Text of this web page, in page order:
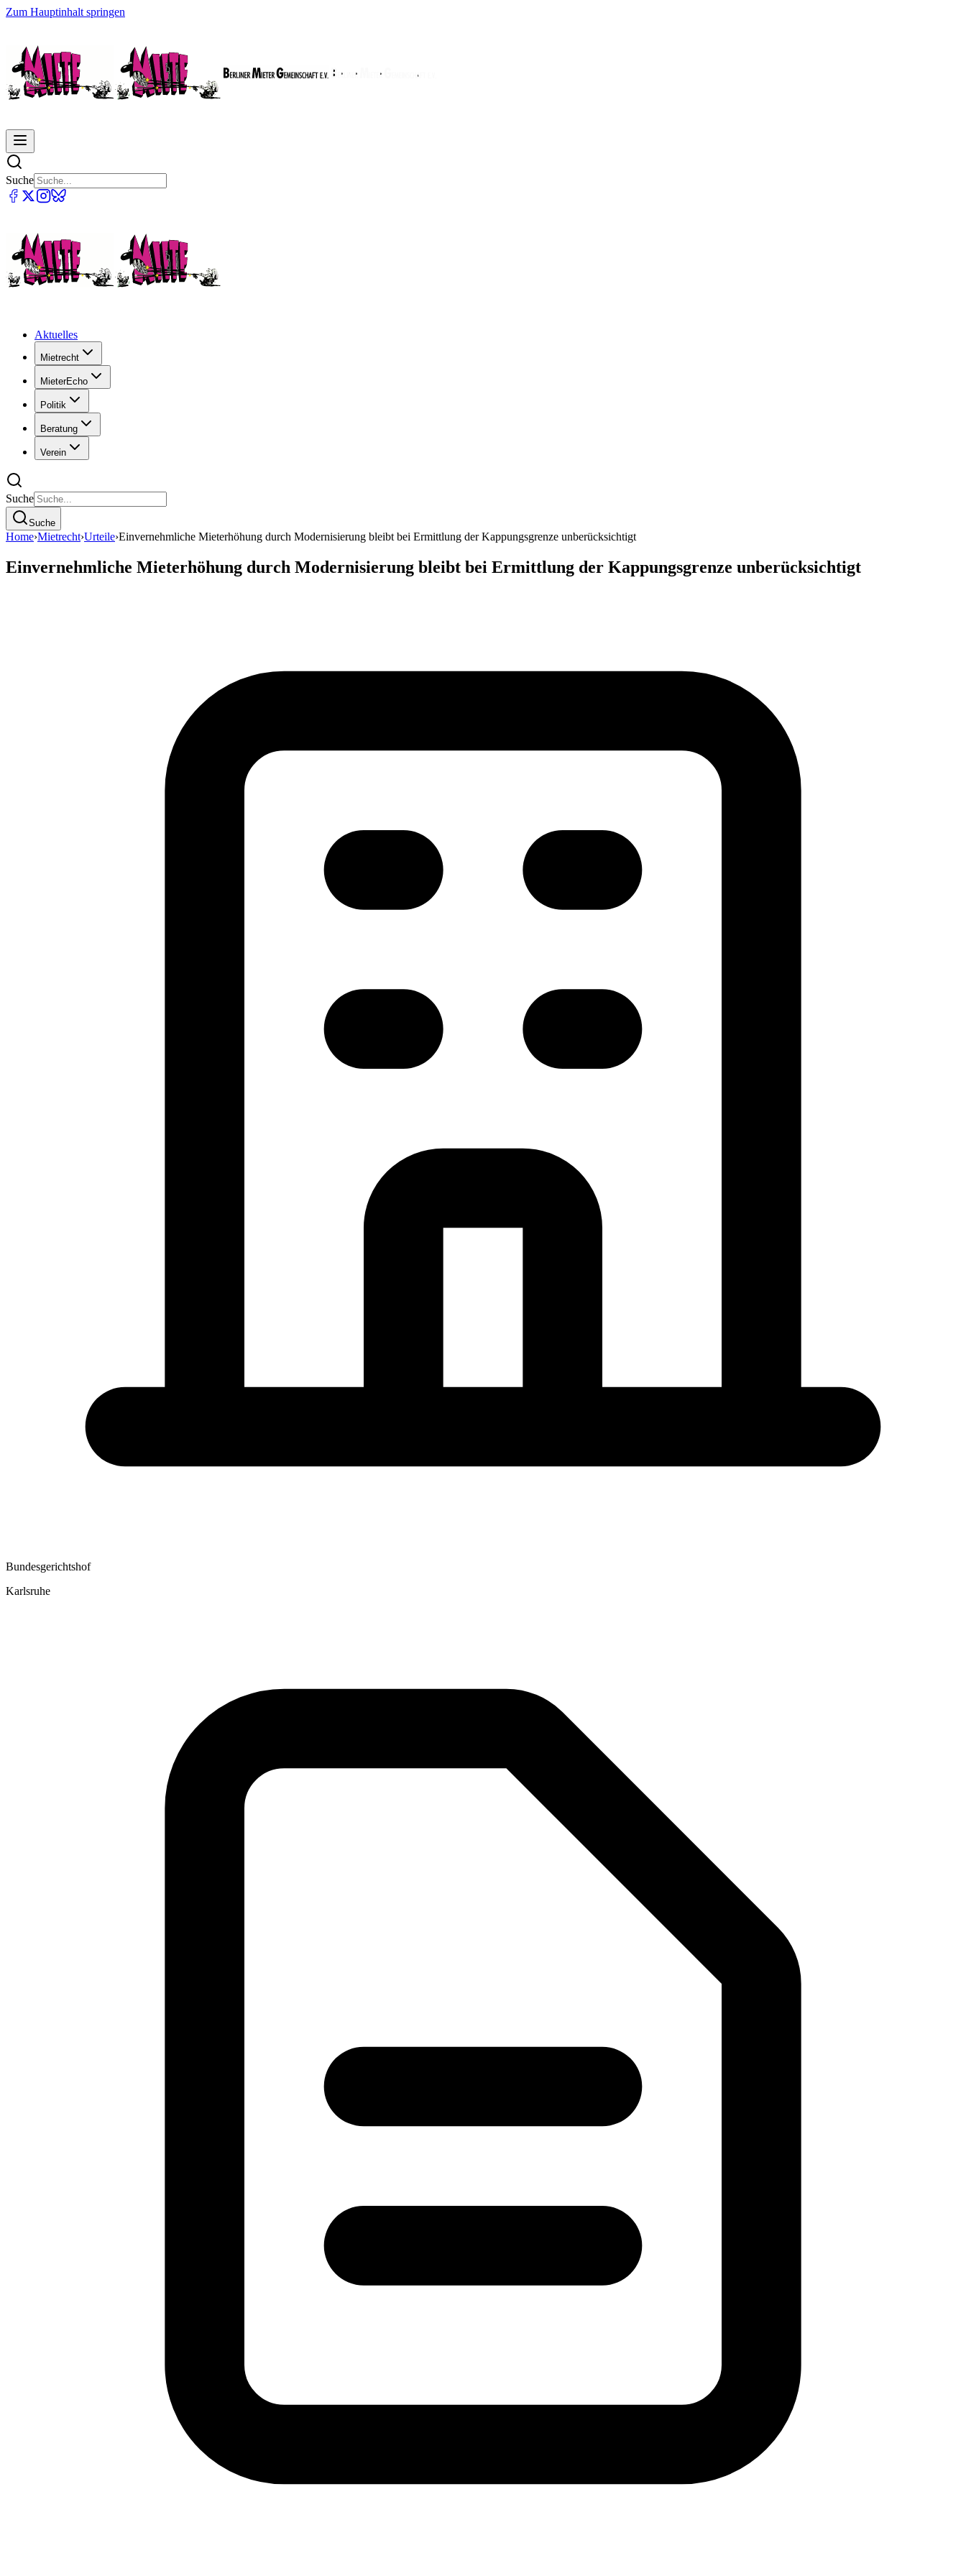
Zum Hauptinhalt springen
Suche
Aktuelles
Mietrecht
MieterEcho
Politik
Beratung
Verein
Suche
Suche
Home›Mietrecht›Urteile›Einvernehmliche Mieterhöhung durch Modernisierung bleibt bei Ermittlung der Kappungsgrenze unberücksichtigt
Einvernehmliche Mieterhöhung durch Modernisierung bleibt bei Ermittlung der Kappungsgrenze unberücksichtigt
Bundesgerichtshof
Karlsruhe